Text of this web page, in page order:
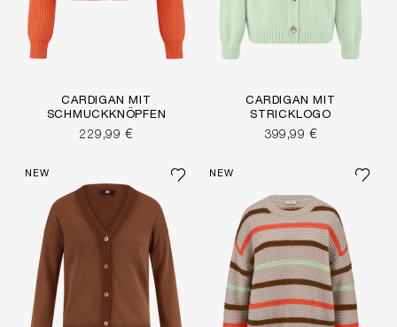
CARDIGAN MIT
SCHMUCKKNÖPFEN
229,99 €
CARDIGAN MIT
STRICKLOGO
399,99 €
NEW NEW